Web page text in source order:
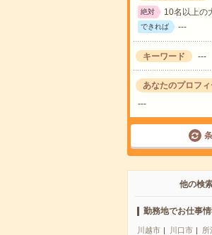
絶対 10名以上の
できれば ---
キーワード ---
あなたのプロフィ
---
他の検
勤務地でお仕事
川越市 川口市 所